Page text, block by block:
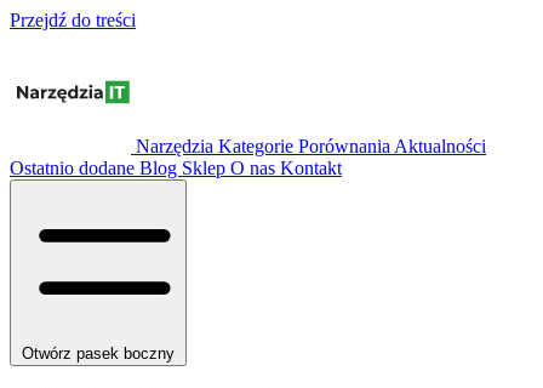
Przejdź do treści
Narzędzia Kategorie Porównania Aktualności
Ostatnio dodane Blog Sklep O nas Kontakt
Otwórz pasek boczny